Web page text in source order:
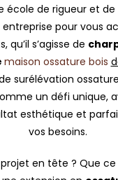
école de rigueur et
entreprise pour vous
qu’il s’agisse de
maison ossature bois
surélévation
un défi unique,
esthétique et
vos besoins.
en tête ? Que